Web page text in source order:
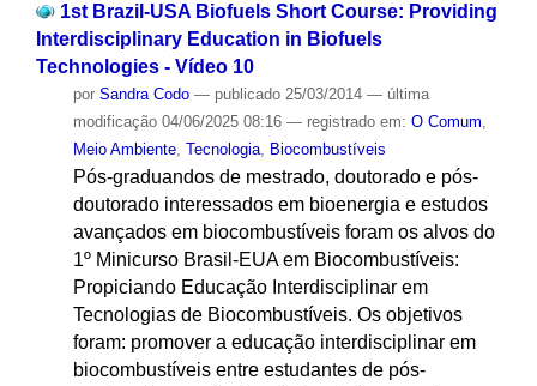
1st Brazil-USA Biofuels Short Course: Providing
Interdisciplinary Education in Biofuels
Technologies - Vídeo 10
por Sandra Codo — publicado25/03/2014 — última
modificação04/06/2025 08:16 — registrado em: O Comum,
Meio Ambiente, Tecnologia, Biocombustíveis
Pós-graduandos de mestrado, doutorado e pós-
doutorado interessados em bioenergia e estudos
avançados em biocombustíveis foram os alvos do
1º Minicurso Brasil-EUA em Biocombustíveis:
Propiciando Educação Interdisciplinar em
Tecnologias de Biocombustíveis. Os objetivos
foram: promover a educação interdisciplinar em
biocombustíveis entre estudantes de pós-